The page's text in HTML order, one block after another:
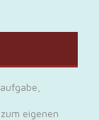
eigenen